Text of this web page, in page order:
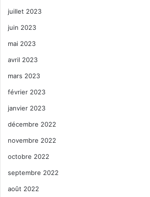
juillet 2023
juin 2023
mai 2023
avril 2023
mars 2023
février 2023
janvier 2023
décembre 2022
novembre 2022
octobre 2022
septembre 2022
août 2022